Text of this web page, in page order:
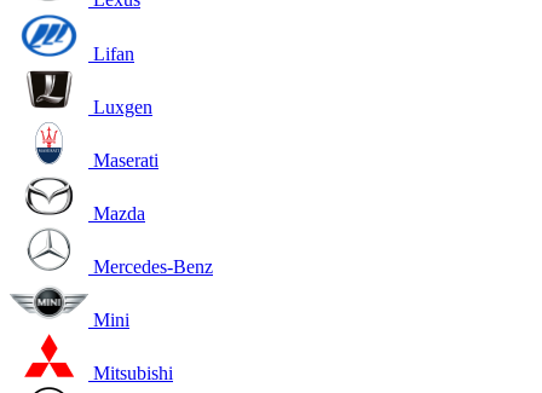
Lifan
Luxgen
Maserati
Mazda
Mercedes-Benz
Mini
Mitsubishi